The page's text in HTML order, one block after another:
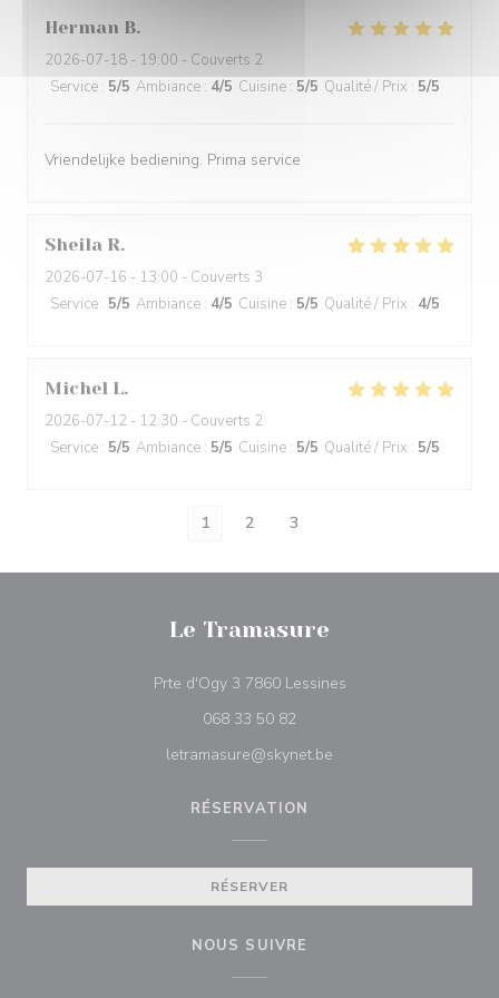
Herman B
2026-07-18 - 19:00 - Couverts 2
Service : 5/5 Ambiance : 4/5 Cuisine : 5/5 Qualité / Prix : 5/5
Vriendelijke bediening. Prima service
Sheila R
2026-07-16 - 13:00 - Couverts 3
Service : 5/5 Ambiance : 4/5 Cuisine : 5/5 Qualité / Prix : 4/5
Michel L
2026-07-12 - 12:30 - Couverts 2
Service : 5/5 Ambiance : 5/5 Cuisine : 5/5 Qualité / Prix : 5/5
1 2 3
Le Tramasure
Prte d'Ogy 3 7860 Lessines((ouvre une nouvelle
068 33 50 82
letramasure@skynet.be
RÉSERVATION
RÉSERVER
NOUS SUIVRE